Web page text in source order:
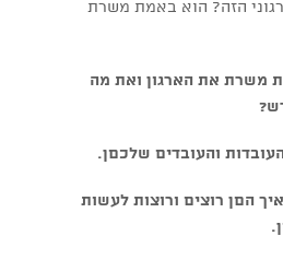
הזה? הוא באמת משרת
משרת את הארגון ואת מה
והעובדים שלכםן.
הםן רוצים ורוצות לעשות